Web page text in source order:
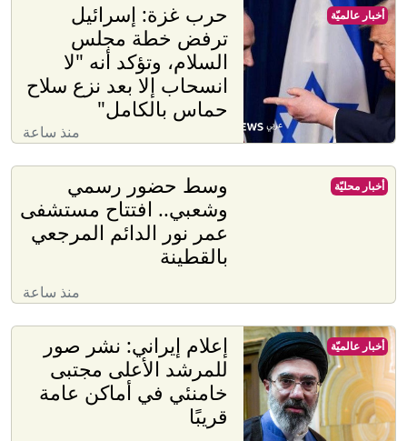
حرب غزة: إسرائيل
ترفض خطة مجلس
السلام، وتؤكد أنه "لا
انسحاب إلا بعد نزع سلاح
حماس بالكامل"
منذ ساعة
أخبار عالميّة
وسط حضور رسمي
وشعبي.. افتتاح مستشفى
عمر نور الدائم المرجعي
بالقطينة
منذ ساعة
أخبار محليّة
إعلام إيراني: نشر صور
للمرشد الأعلى مجتبى
خامنئي في أماكن عامة
قريبًا
أخبار عالميّة